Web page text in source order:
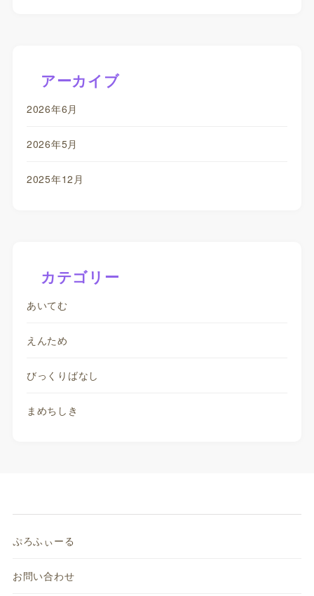
アーカイブ
2026年6月
2026年5月
2025年12月
カテゴリー
あいてむ
えんため
びっくりばなし
まめちしき
ぷろふぃーる
お問い合わせ